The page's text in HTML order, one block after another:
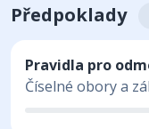
Předpoklady
Pravidla pro
Číselné obory a